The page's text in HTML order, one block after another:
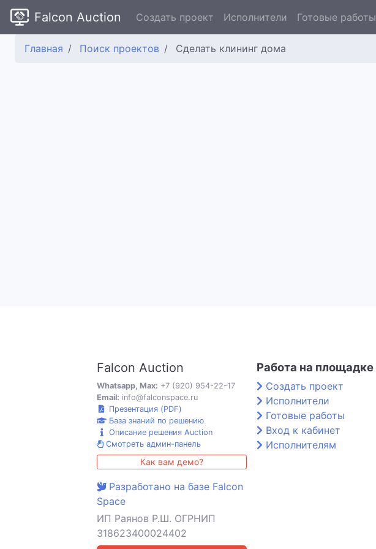
Falcon Auction Создать проект Исполнители Готовые работы
Главная Поиск проектов Сделать клининг дома
Falcon Auction
Whatsapp, Max: +7 (920) 954-22-17
Email: info@falconspace.ru
Презентация (PDF)
База знаний по решению
Описание решения Auction
Смотреть админ-панель
Как вам демо?
Разработано на базе Falcon
Space
ИП Раянов Р.Ш. ОГРНИП
318623400024402
Работа на площадке
Создать проект
Исполнители
Готовые работы
Вход к кабинет
Исполнителям